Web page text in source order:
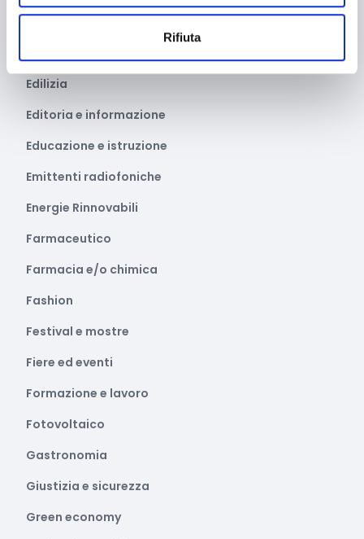
Rifiuta
Edilizia
Editoria e informazione
Educazione e istruzione
Emittenti radiofoniche
Energie Rinnovabili
Farmaceutico
Farmacia e/o chimica
Fashion
Festival e mostre
Fiere ed eventi
Formazione e lavoro
Fotovoltaico
Gastronomia
Giustizia e sicurezza
Green economy